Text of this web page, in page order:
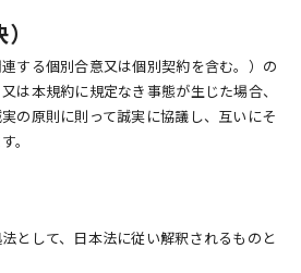
する個別合意又は個別契約を含む。）の
は本規約に規定なき事態が生じた場合、
の原則に則って誠実に協議し、互いにそ
。
として、日本法に従い解釈されるものと